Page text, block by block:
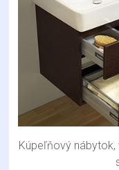
Kúpeľňový nábytok,